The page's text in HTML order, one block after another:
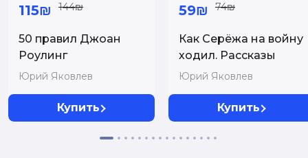
115₪ 144₪
50 правил Джоан
Роулинг
Юрий Яковлев
Купить
59₪ 74₪
Как Серёжа на войну
ходил. Рассказы
Юрий Яковлев
Купить